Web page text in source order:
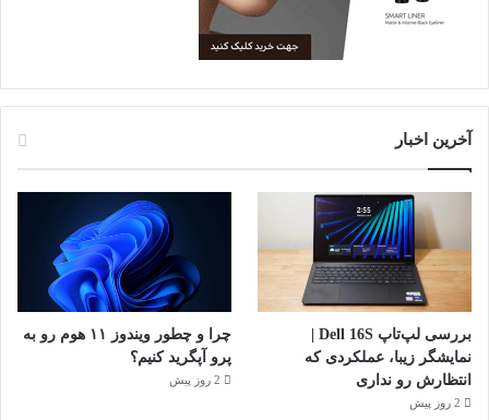
آخرین اخبار
بررسی لپ‌تاپ Dell 16S |
نمایشگر زیبا، عملکردی که
انتظارش رو نداری
2 روز پیش
چرا و چطور ویندوز ۱۱ هوم رو به
پرو آپگرید کنیم؟
2 روز پیش